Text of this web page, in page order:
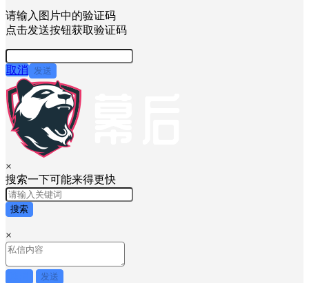
请输入图片中的验证码
点击发送按钮获取验证码
取消 发送
×
搜索一下可能来得更快
搜索
×
发送